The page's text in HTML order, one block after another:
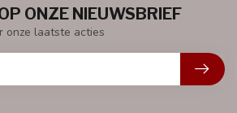
ONZE NIEUWSBRIEF
onze laatste acties